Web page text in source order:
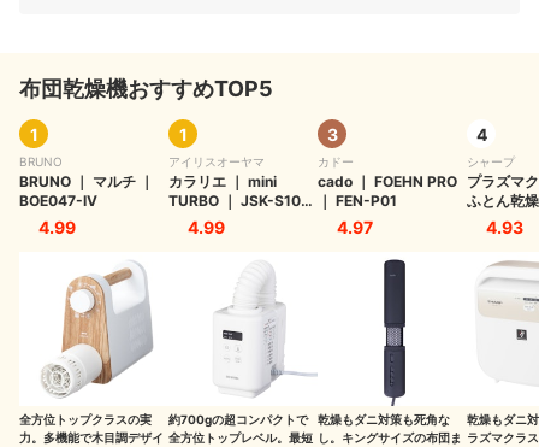
エサを断つ（掃除・洗濯）
ダニの侵入を防ぐ（防ダニ寝具）
布団のダニ対策に関するQ&A
Q. ダニに刺された時の症状と対処法は？
Q. UV布団クリーナーの効果はありますか？
Q. 赤ちゃんやペットにも安全なダニ対策は？
布団乾燥機おすすめTOP5
1
BRUNO
BRUNO ｜ マルチ ｜
BOE047-IV
4.99
全方位トップクラスの実
力。多機能で木目調デザイ
1
アイリスオーヤマ
カラリエ ｜ mini
TURBO ｜ JSK-S10-
4.99
約700gの超コンパクトで
全方位トップレベル。最短
3
カドー
cado ｜ FOEHN PRO
｜ FEN-P01
4.97
乾燥もダニ対策も死角な
し。キングサイズの布団ま
4
シャープ
プラズマ
ふとん乾
CF14.93
乾燥もダニ
ラズマクラ